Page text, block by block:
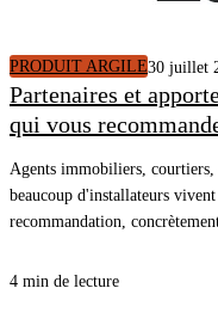
PRODUIT ARGILE30 juillet
Partenaires et
qui vous
Agents immobiliers, courtiers,
beaucoup d'installateurs
recommandation,
partenaires le lien de votre
4 min de lecture